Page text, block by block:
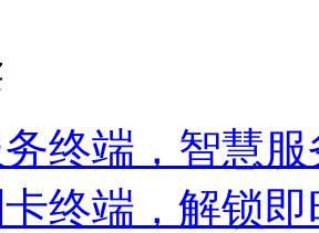
终端，智慧
终端，解锁